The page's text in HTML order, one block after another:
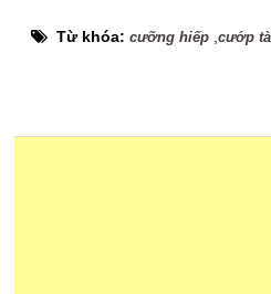
Từ khóa:cưỡng hiếp ,cướp